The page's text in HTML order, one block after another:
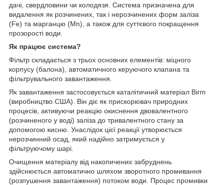
дачі, свердловини чи колодязя. Система призначена для
видалення як розчинених, так і нерозчинених форм заліза
(Fe) та марганцю (Mn), а також для суттєвого покращення
прозорості води.
Як працює система?
Фільтр складається з трьох основних елементів: міцного
корпусу (балона), автоматичного керуючого клапана та
фільтрувального завантаження.
Як завантаження застосовується каталітичний матеріал Birm
(виробництво США). Він діє як прискорювач природних
процесів, активуючи реакцію окиснення двовалентного
(розчиненого у воді) заліза до тривалентного стану за
допомогою кисню. Унаслідок цієї реакції утворюється
нерозчинний осад, який надійно затримується у
фільтруючому шарі.
Очищення матеріалу від накопичених забруднень
здійснюється автоматично шляхом зворотного промивання
(розпушення завантаження) потоком води. Процес промивки